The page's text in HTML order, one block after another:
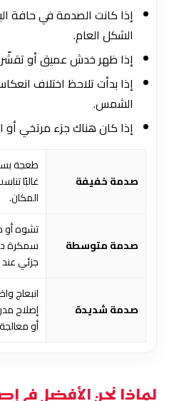
إذا كانت الصدمة في حافة
الشكل العام.
إذا ظهر خدش عميق أو
إذا بدأت تلاحظ اختلاف
الشمس.
إذا كان هناك جزء مرتخي أو
صدمة خفيفة
طعجة
غالبًا
المكان.
صدمة متوسطة
تشوه
سمكرة
جزئي عند
صدمة شديدة
انبعاج
إصلاح
أو
لماذا نحن الأفضل